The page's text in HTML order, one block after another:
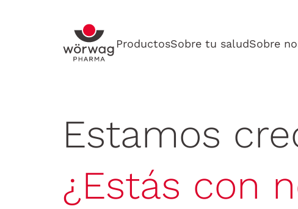
ProductosSobre tu saludSobre
Estamos
¿Estás con